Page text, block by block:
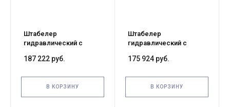
Штабелер
гидравлический с
3,5 м XILIN CDD15B-E с
187 222 руб.
В КОРЗИНУ
Штабелер
гидравлический с
3,0 м XILIN CDD15B-E с
175 924 руб.
В КОРЗИНУ